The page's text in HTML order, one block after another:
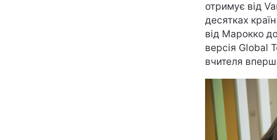
отримує від
десятках
від Марокко
версія Global
вчителя